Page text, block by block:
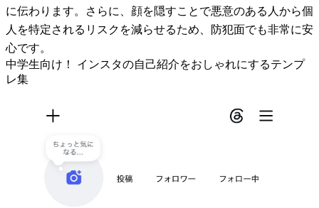
に伝わります。さらに、顔を隠すことで悪意のある人から個
人を特定されるリスクを減らせるため、防犯面でも非常に安
心です。
中学生向け！ インスタの自己紹介をおしゃれにするテンプ
レ集